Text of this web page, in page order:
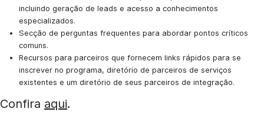
incluindo geração de leads e acesso a conhecimentos
especializados.
Secção de perguntas frequentes para abordar pontos críticos
comuns.
Recursos para parceiros que fornecem links rápidos para se
inscrever no programa, diretório de parceiros de serviços
existentes e um diretório de seus parceiros de integração.
Confira aqui.